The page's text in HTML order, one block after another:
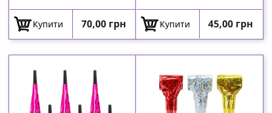
Купити Ціна
70,00 грн Купити Ціна
45,00 грн